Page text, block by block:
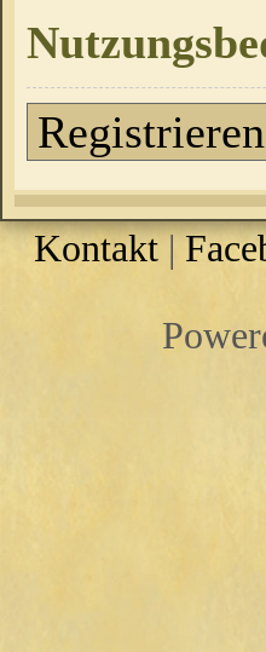
Registrieren
Kontakt |